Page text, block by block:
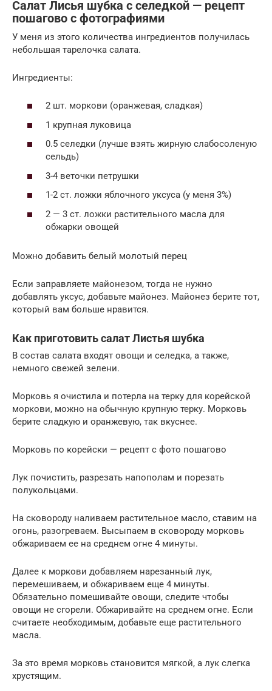
Салат Лисья шубка с селедкой — рецепт
пошагово с фотографиями
У меня из этого количества ингредиентов получилась
небольшая тарелочка салата.
Ингредиенты:
2 шт. моркови (оранжевая, сладкая)
1 крупная луковица
0.5 селедки (лучше взять жирную слабосоленую
сельдь)
3-4 веточки петрушки
1-2 ст. ложки яблочного уксуса (у меня 3%)
2 — 3 ст. ложки растительного масла для
обжарки овощей
Можно добавить белый молотый перец
Если заправляете майонезом, тогда не нужно
добавлять уксус, добавьте майонез. Майонез берите тот,
который вам больше нравится.
Как приготовить салат Листья шубка
В состав салата входят овощи и селедка, а также,
немного свежей зелени.
Морковь я очистила и потерла на терку для корейской
моркови, можно на обычную крупную терку. Морковь
берите сладкую и оранжевую, так вкуснее.
Морковь по корейски — рецепт с фото пошагово
Лук почистить, разрезать напополам и порезать
полукольцами.
На сковороду наливаем растительное масло, ставим на
огонь, разогреваем. Высыпаем в сковороду морковь
обжариваем ее на среднем огне 4 минуты.
Далее к моркови добавляем нарезанный лук,
перемешиваем, и обжариваем еще 4 минуты.
Обязательно помешивайте овощи, следите чтобы
овощи не сгорели. Обжаривайте на среднем огне. Если
считаете необходимым, добавьте еще растительного
масла.
За это время морковь становится мягкой, а лук слегка
хрустящим.